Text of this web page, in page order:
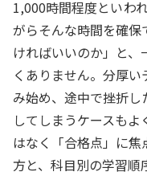
1,000時間程度といわ
がらそんな時間を確
ければいいのか」と
くありません。分厚
み始め、途中で挫折
してしまうケースも
はなく「合格点」に
方と、科目別の学習